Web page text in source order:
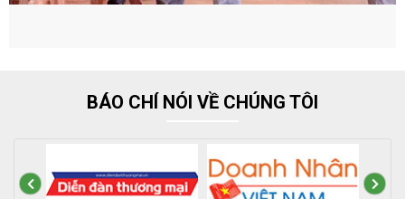
BÁO CHÍ NÓI VỀ CHÚNG TÔI